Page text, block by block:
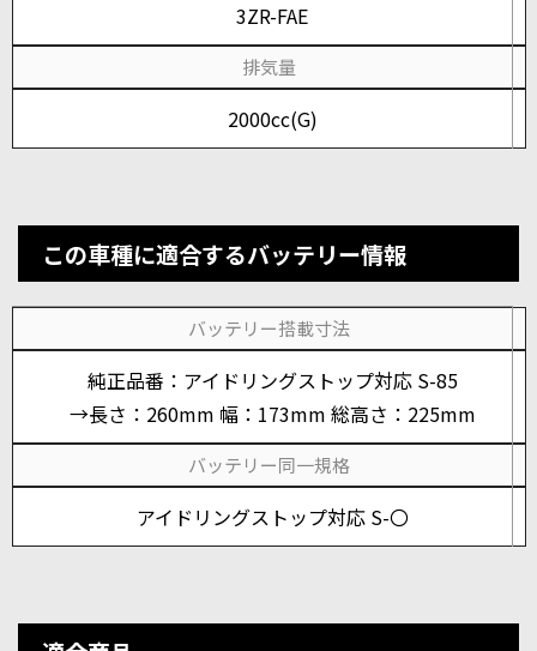
3ZR-FAE
排気量
2000cc(G)
この車種に適合するバッテリー情報
バッテリー搭載寸法
純正品番：アイドリングストップ対応 S-85
→長さ：260mm 幅：173mm 総高さ：225mm
バッテリー同一規格
アイドリングストップ対応 S-〇